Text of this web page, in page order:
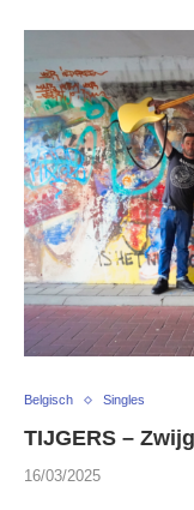
Belgisch Singles
TIJGERS –
16/03/2025